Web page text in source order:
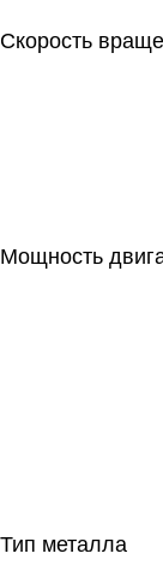
Скорость
Мощность
Тип металла